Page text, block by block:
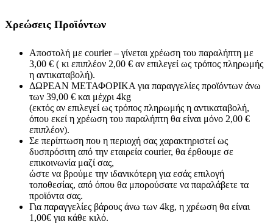
Χρεώσεις Προϊόντων
Αποστολή με courier – γίνεται χρέωση του παραλήπτη με
3,00 € ( κι επιπλέον 2,00 € αν επιλεγεί ως τρόπος πληρωμής
η αντικαταβολή).
ΔΩΡΕΑΝ ΜΕΤΑΦΟΡΙΚΑ για παραγγελίες προϊόντων άνω
των 39,00 € και μέχρι 4kg
(εκτός αν επιλεγεί ως τρόπος πληρωμής η αντικαταβολή,
όπου εκεί η χρέωση του παραλήπτη θα είναι μόνο 2,00 €
επιπλέον).
Σε περίπτωση που η περιοχή σας χαρακτηριστεί ως
δυσπρόσιτη από την εταιρεία courier, θα έρθουμε σε
επικοινωνία μαζί σας,
ώστε να βρούμε την ιδανικότερη για εσάς επιλογή
τοποθεσίας, από όπου θα μπορούσατε να παραλάβετε τα
προϊόντα σας.
Για παραγγελίες βάρους άνω των 4kg, η χρέωση θα είναι
1,00€ για κάθε κιλό.